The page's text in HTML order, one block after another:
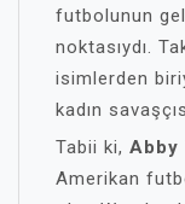
futbolunun
noktasıydı.
isimlerden
kadın
Tabii ki, Abby
Amerikan